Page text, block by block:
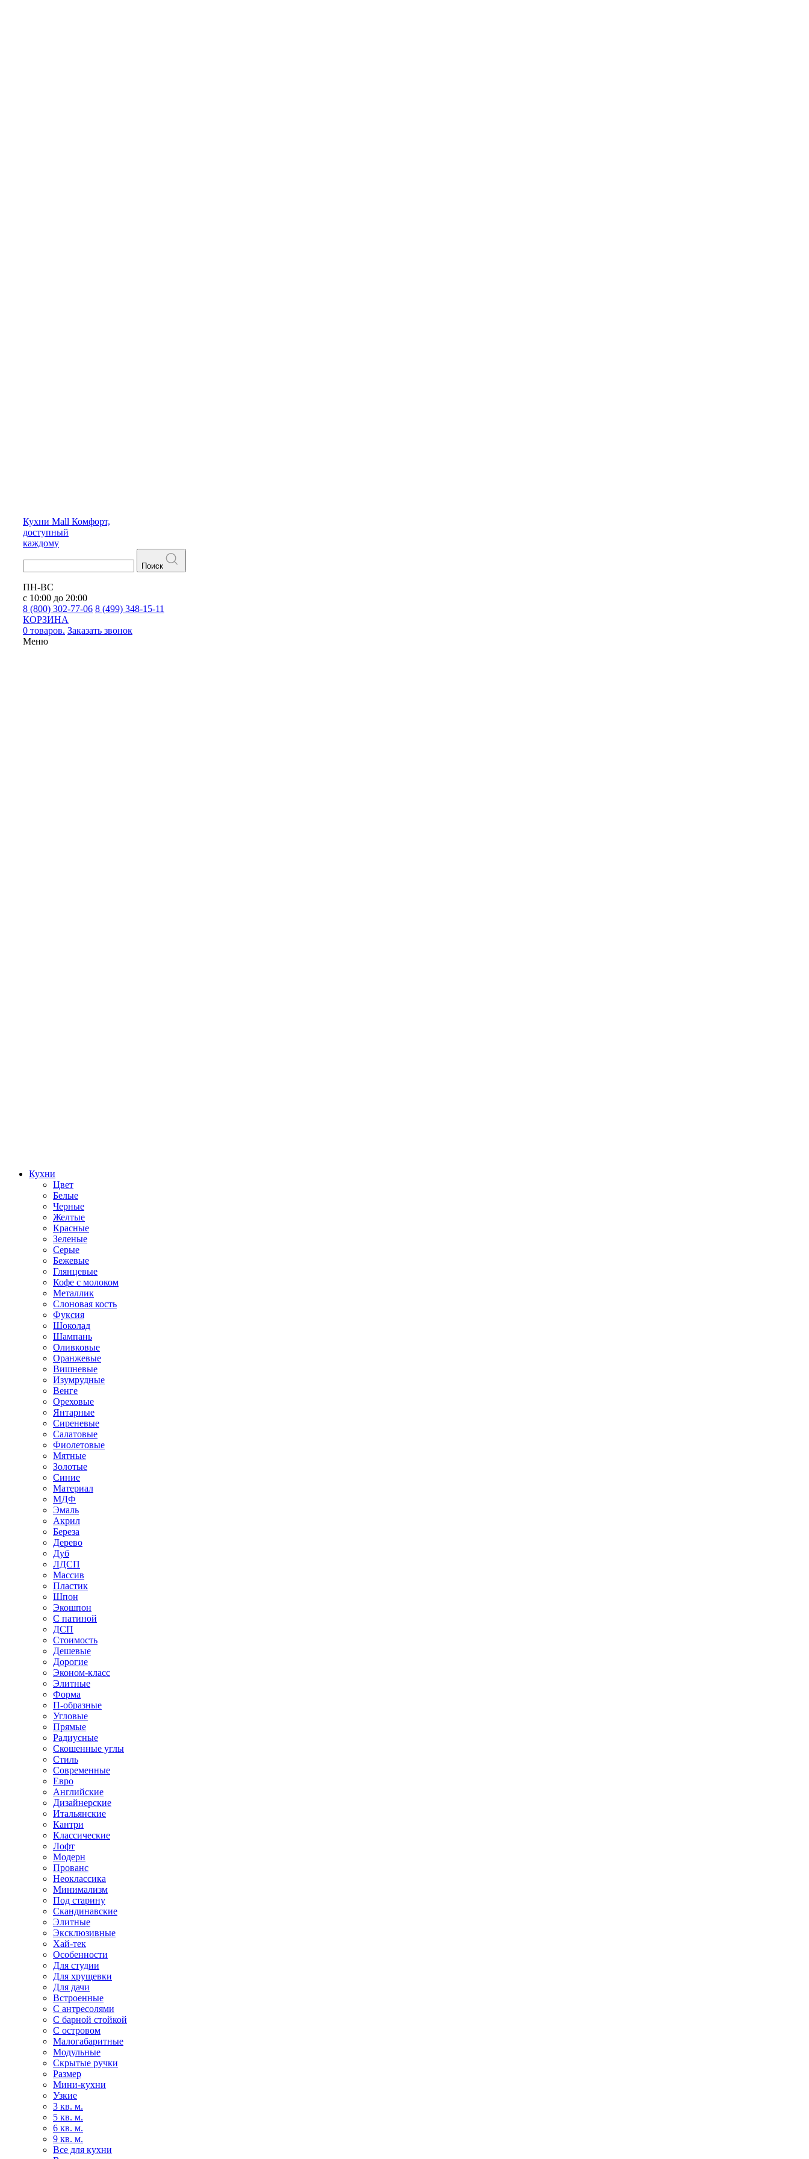
Кухни Mall Комфорт,
доступный
каждому
Поиск
ПН-ВС
с 10:00 до 20:00
8 (800) 302-77-06 8 (499) 348-15-11
КОРЗИНА
0 товаров. Заказать звонок
Меню
Кухни
Цвет
Белые
Черные
Желтые
Красные
Зеленые
Серые
Бежевые
Глянцевые
Кофе с молоком
Металлик
Слоновая кость
Фуксия
Шоколад
Шампань
Оливковые
Оранжевые
Вишневые
Изумрудные
Венге
Ореховые
Янтарные
Сиреневые
Салатовые
Фиолетовые
Мятные
Золотые
Синие
Материал
МДФ
Эмаль
Акрил
Береза
Дерево
Дуб
ЛДСП
Массив
Пластик
Шпон
Экошпон
С патиной
ДСП
Стоимость
Дешевые
Дорогие
Эконом-класс
Элитные
Форма
П-образные
Угловые
Прямые
Радиусные
Скошенные углы
Стиль
Современные
Евро
Английские
Дизайнерские
Итальянские
Кантри
Классические
Лофт
Модерн
Прованс
Неоклассика
Минимализм
Под старину
Скандинавские
Элитные
Эксклюзивные
Хай-тек
Особенности
Для студии
Для хрущевки
Для дачи
Встроенные
С антресолями
С барной стойкой
С островом
Малогабаритные
Модульные
Скрытые ручки
Размер
Мини-кухни
Узкие
3 кв. м.
5 кв. м.
6 кв. м.
9 кв. м.
Все для кухни